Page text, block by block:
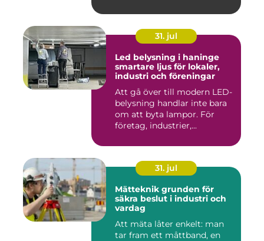
31. jul
Led belysning i haninge
smartare ljus för lokaler,
industri och föreningar
Att gå över till modern LED-
belysning handlar inte bara
om att byta lampor. För
företag, industrier,...
31. jul
Mätteknik grunden för
säkra beslut i industri och
vardag
Att mäta låter enkelt: man
tar fram ett måttband, en